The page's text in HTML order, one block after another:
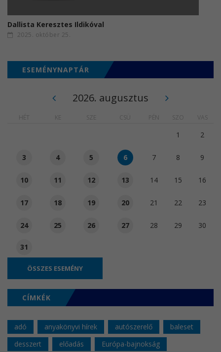
Dallista Keresztes Ildikóval
2025. október 25.
ESEMÉNYNAPTÁR
2026. augusztus
HÉT KE SZE CSÜ PÉN SZO VAS
1 2
3 4 5 6 7 8 9
10 11 12 13 14 15 16
17 18 19 20 21 22 23
24 25 26 27 28 29 30
31
ÖSSZES ESEMÉNY
CÍMKÉK
adó anyakönyvi hírek autószerelő
baleset
desszert
előadás
Európa-bajnokság